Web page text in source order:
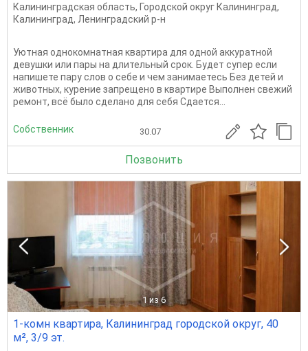
Калининградская область, Городской округ Калининград,
Калининград, Ленинградский р-н
Уютная однокомнатная квартира для одной аккуратной
девушки или пары на длительный срок. Будет супер если
напишете пару слов о себе и чем занимаетесь Без детей и
животных, курение запрещено в квартире Выполнен свежий
ремонт, всё было сделано для себя Сдается...
Собственник 30.07
Позвонить
1 из 6
1-комн квартира, Калининград городской округ, 40
м², 3/9 эт.